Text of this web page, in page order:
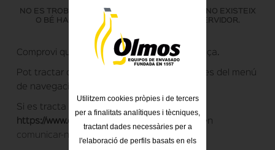
ENG
NO ES TROBA LA PÀGINA QUE HA SOL·LICITAT. NO EXISTEIX
O BÉ HA ESTAT ELIMINADA DEL NOSTRE SERVIDOR.
Comprovi que ha escrit correctament l´adreça.
Pot tractar de trobar la pàgina que busca des del menú
de navegació de la part superior.
Si es tracta d´un error
https://www.olmosmaquinaria.com
no dubti en
comunicar-nos-ho
Utilitzem cookies pròpies i de tercers
per a finalitats analítiques i tècniques,
tractant dades necessàries per a
l'elaboració de perfils basats en els